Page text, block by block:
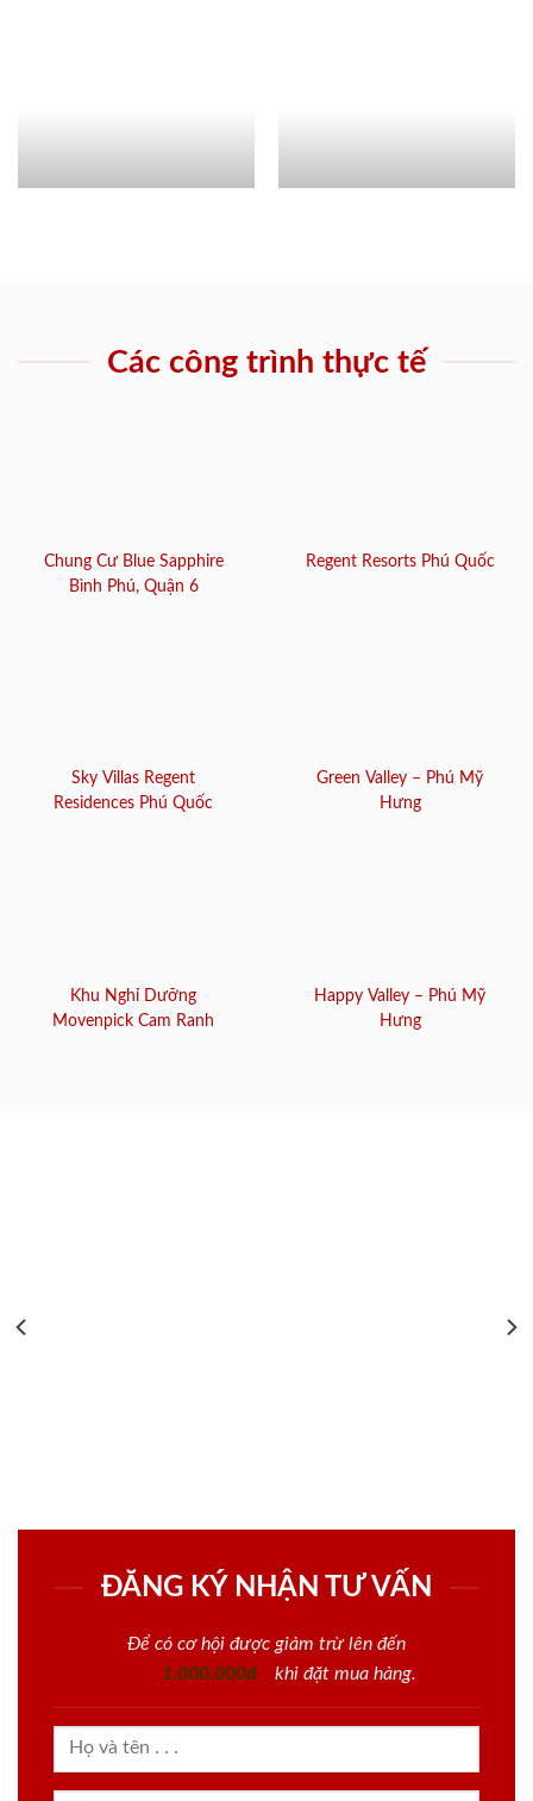
Các công trình thực tế
Chung Cư Blue Sapphire
Bình Phú, Quận 6
Regent Resorts Phú Quốc
Sky Villas Regent
Residences Phú Quốc
Green Valley – Phú Mỹ
Hưng
Khu Nghỉ Dưỡng
Movenpick Cam Ranh
Happy Valley – Phú Mỹ
Hưng
ĐĂNG KÝ NHẬN TƯ VẤN
Để có cơ hội được giảm trừ lên đến
1.000.000đ
khi đặt mua hàng.